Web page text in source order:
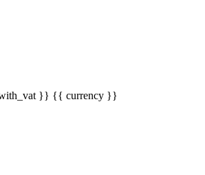
}} {{ currency }}